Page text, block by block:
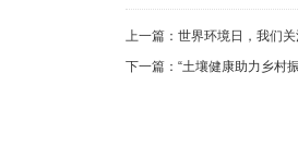
上一篇： 世界环境日，我们
下一篇： “土壤健康助力乡村